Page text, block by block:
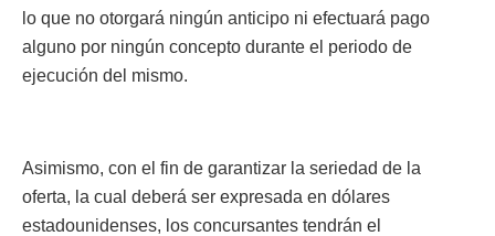
lo que no otorgará ningún anticipo ni efectuará pago
alguno por ningún concepto durante el periodo de
ejecución del mismo.
Asimismo, con el fin de garantizar la seriedad de la
oferta, la cual deberá ser expresada en dólares
estadounidenses, los concursantes tendrán el